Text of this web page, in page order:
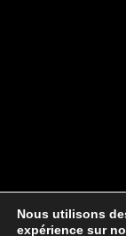
Nous utilisons
expérience sur